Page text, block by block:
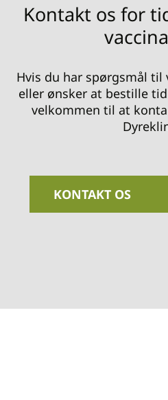
Kontakt os for
Hvis du har spørgsmål til
eller ønsker at bestille
velkommen til at
KONTAKT OS